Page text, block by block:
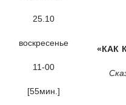
25.10
воскресенье
11-00
[55мин.]
«КАК